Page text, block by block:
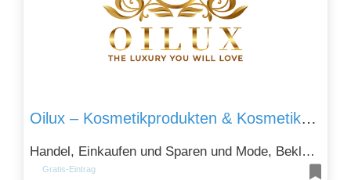
Oilux – Kosmetikprodukten & Kosmetikbedarf für Import und Großhandel
Handel, Einkaufen und Sparen und Mode, Bekleidung und Kosmetik
Gratis-Eintrag